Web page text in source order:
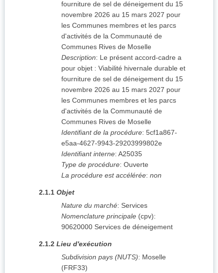
fourniture de sel de déneigement du 15
novembre 2026 au 15 mars 2027 pour
les Communes membres et les parcs
d'activités de la Communauté de
Communes Rives de Moselle
Description: Le présent accord-cadre a
pour objet : Viabilité hivernale durable et
fourniture de sel de déneigement du 15
novembre 2026 au 15 mars 2027 pour
les Communes membres et les parcs
d'activités de la Communauté de
Communes Rives de Moselle
Identifiant de la procédure: 5cf1a867-
e5aa-4627-9943-29203999802e
Identifiant interne: A25035
Type de procédure: Ouverte
La procédure est accélérée: non
2.1.1 Objet
Nature du marché: Services
Nomenclature principale (cpv):
90620000 Services de déneigement
2.1.2 Lieu d'exécution
Subdivision pays (NUTS): Moselle
(FRF33)